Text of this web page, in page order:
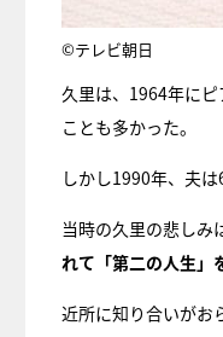
©テレビ朝日
久里は、1964年に
ことも多かった。
しかし1990年、夫
当時の久里の悲しみ
れて「第二の人生」
近所に知り合いがお